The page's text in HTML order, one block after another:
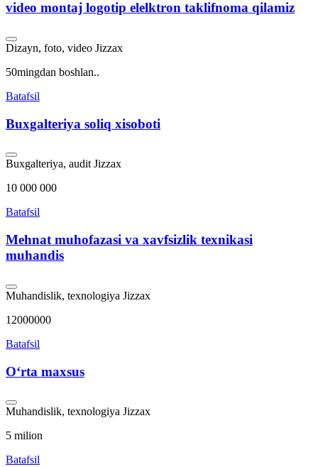
video montaj logotip elelktron taklifnoma qilamiz
Dizayn, foto, video Jizzax
50mingdan boshlan..
Batafsil
Buxgalteriya soliq xisoboti
Buxgalteriya, audit Jizzax
10 000 000
Batafsil
Mehnat muhofazasi va xavfsizlik texnikasi
muhandis
Muhandislik, texnologiya Jizzax
12000000
Batafsil
Oʻrta maxsus
Muhandislik, texnologiya Jizzax
5 milion
Batafsil